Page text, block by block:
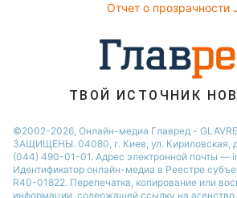
Виталий КозловскийОтчет о прозрачности
ТВОЙ ИСТОЧНИК
©2002-2026, Онлайн-медиа Главред -
ЗАЩИЩЕНЫ. 04080, г. Киев, ул. Кириловская,
(044) 490-01-01. Адрес электронной почты —
Идентификатор онлайн-медиа в Реестре
R40-01822. Перепечатка, копирование или
информации, содержащей ссылку на